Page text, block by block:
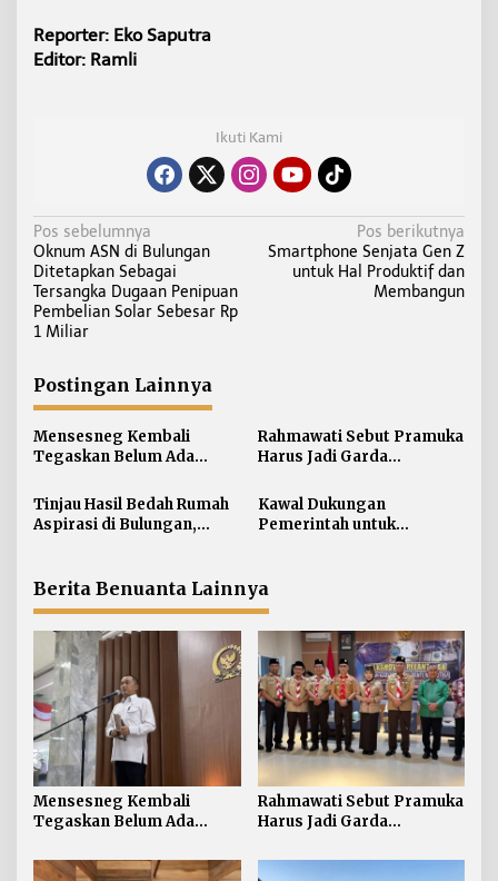
Reporter: Eko Saputra
Editor: Ramli
Ikuti Kami
N
a
v
i
g
s
i
p
s
Pos sebelumnya
Oknum ASN di Bulungan
Ditetapkan Sebagai
Tersangka Dugaan Penipuan
Pembelian Solar Sebesar Rp
1 Miliar
Pos berikutnya
Smartphone Senjata Gen Z
untuk Hal Produktif dan
Membangun
Postingan Lainnya
Mensesneg Kembali
Tegaskan Belum Ada
Kabinet
Rahmawati Sebut Pramuka
Harus Jadi Garda
Generasi Perbatasan dari
Narkoba
Tinjau Hasil Bedah Rumah
Aspirasi di Bulungan,
Pintu dan Jendela
Kawal Dukungan
Pemerintah untuk
Petani di Desa Gunung
Putih
Berita Benuanta Lainnya
Mensesneg Kembali
Tegaskan Belum Ada
Kabinet
Rahmawati Sebut Pramuka
Harus Jadi Garda
Generasi Perbatasan dari